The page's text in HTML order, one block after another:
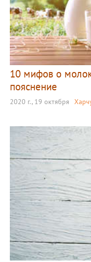
10 мифов о
пояснение
2020 г., 19 октября